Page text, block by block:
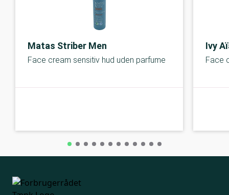
Matas Striber Men
Face cream sensitiv hud uden parfume
Ivy
Face